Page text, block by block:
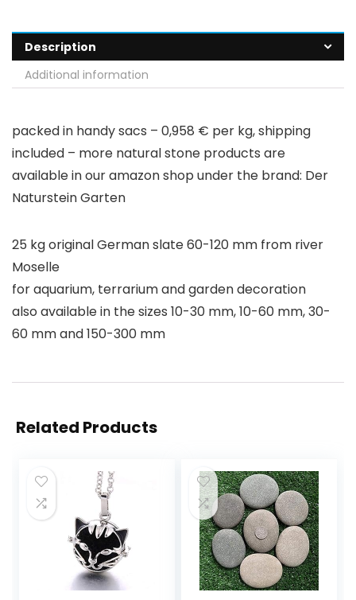
Description
Additional information
packed in handy sacs – 0,958 € per kg, shipping
included – more natural stone products are
available in our amazon shop under the brand: Der
Naturstein Garten
25 kg original German slate 60-120 mm from river
Moselle
for aquarium, terrarium and garden decoration
also available in the sizes 10-30 mm, 10-60 mm, 30-
60 mm and 150-300 mm
Related Products